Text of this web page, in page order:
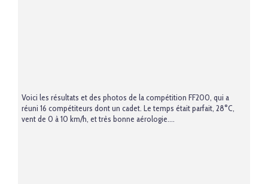
Voici les résultats et des photos de la compétition FF200, qui a
réuni 16 compétiteurs dont un cadet. Le temps était parfait, 28°C,
vent de 0 à 10 km/h, et très bonne aérologie....